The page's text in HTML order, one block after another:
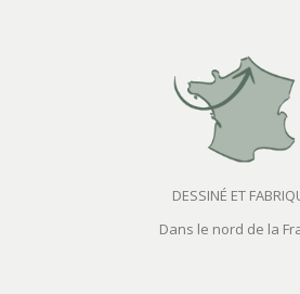
DESSINÉ ET
Dans le nord de la